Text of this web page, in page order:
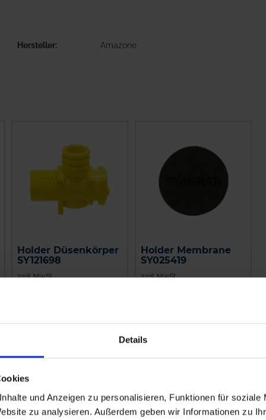
Details
und Anzeigen zu personalisieren, Funktionen für soziale
zu analysieren. Außerdem geben wir Informationen zu
Hersteller Amazone
Holder Düsenkörper
SY121698
zzgl. MwSt.
Holder Membrane
SY025419
zzgl. MwSt.